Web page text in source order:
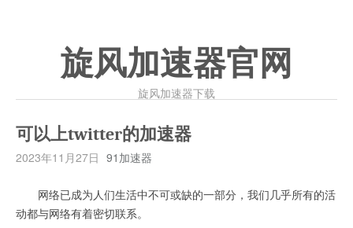
旋风加速器官网
旋风加速器下载
可以上twitter的加速器
2023年11月27日 91加速器
网络已成为人们生活中不可或缺的一部分，我们几乎所有的活
动都与网络有着密切联系。